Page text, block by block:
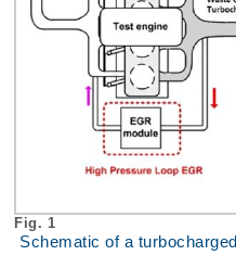
Fig. 1
Schematic of a